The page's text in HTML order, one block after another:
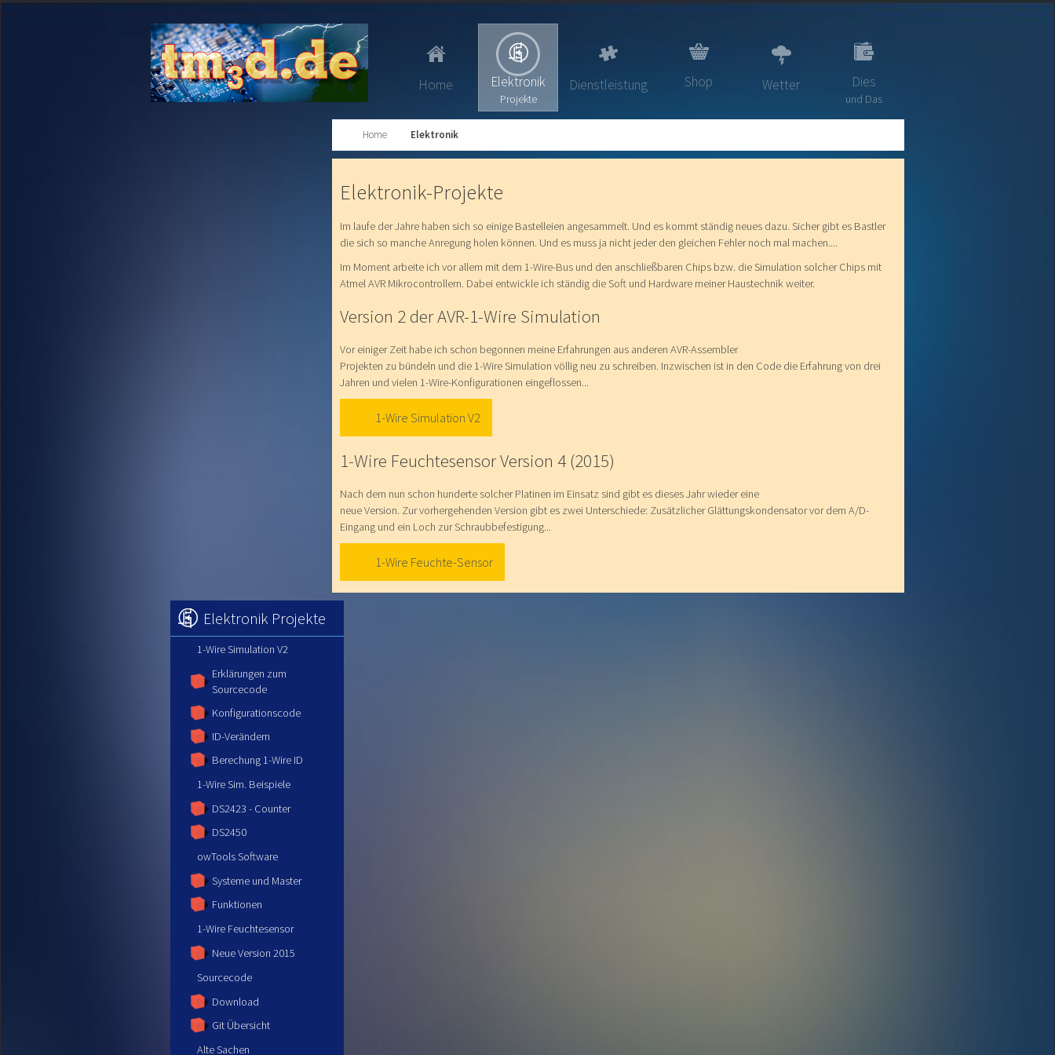
Home Elektronik
Projekte
Dienstleistung Shop Wetter Dies
und Das
Home Elektronik
Elektronik-Projekte
Im laufe der Jahre haben sich so einige Bastelleien angesammelt. Und es kommt ständig neues dazu. Sicher gibt es Bastler
die sich so manche Anregung holen können. Und es muss ja nicht jeder den gleichen Fehler noch mal machen....
Im Moment arbeite ich vor allem mit dem 1-Wire-Bus und den anschließbaren Chips bzw. die Simulation solcher Chips mit
Atmel AVR Mikrocontrollern. Dabei entwickle ich ständig die Soft und Hardware meiner Haustechnik weiter.
Version 2 der AVR-1-Wire Simulation
Vor einiger Zeit habe ich schon begonnen meine Erfahrungen aus anderen AVR-Assembler
Projekten zu bündeln und die 1-Wire Simulation völlig neu zu schreiben. Inzwischen ist in den Code die Erfahrung von drei
Jahren und vielen 1-Wire-Konfigurationen eingeflossen...
1-Wire Simulation V2
1-Wire Feuchtesensor Version 4 (2015)
Nach dem nun schon hunderte solcher Platinen im Einsatz sind gibt es dieses Jahr wieder eine
neue Version. Zur vorhergehenden Version gibt es zwei Unterschiede: Zusätzlicher Glättungskondensator vor dem A/D-
Eingang und ein Loch zur Schraubbefestigung...
1-Wire Feuchte-Sensor
Elektronik Projekte
1-Wire Simulation V2
Erklärungen zum
Sourcecode
Konfigurationscode
ID-Verändern
Berechung 1-Wire ID
1-Wire Sim. Beispiele
DS2423 - Counter
DS2450
owTools Software
Systeme und Master
Funktionen
1-Wire Feuchtesensor
Neue Version 2015
Sourcecode
Download
Git Übersicht
Alte Sachen